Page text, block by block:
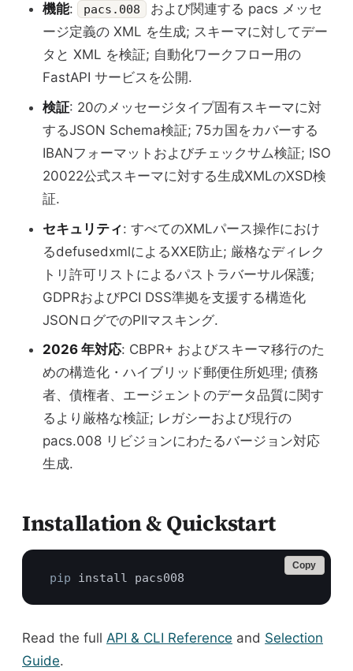
機能: pacs.008
および関連する pacs メッセ
ージ定義の XML を生成; スキーマに対してデー
タと XML を検証; 自動化ワークフロー用の
FastAPI サービスを公開.
検証: 20のメッセージタイプ固有スキーマに対
するJSON Schema検証; 75カ国をカバーする
IBANフォーマットおよびチェックサム検証; ISO
20022公式スキーマに対する生成XMLのXSD検
証.
セキュリティ: すべてのXMLパース操作におけ
るdefusedxmlによるXXE防止; 厳格なディレク
トリ許可リストによるパストラバーサル保護;
GDPRおよびPCI DSS準拠を支援する構造化
JSONログでのPIIマスキング.
2026 年対応: CBPR+ およびスキーマ移行のた
めの構造化・ハイブリッド郵便住所処理; 債務
者、債権者、エージェントのデータ品質に関す
るより厳格な検証; レガシーおよび現行の
pacs.008 リビジョンにわたるバージョン対応
生成.
Installation & Quickstart
pip
Copy
Read the full API & CLI Reference and Selection
Guide.